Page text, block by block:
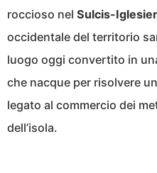
roccioso nel Sulcis-
occidentale del territorio
luogo oggi convertito in
che nacque per risolvere
legato al commercio dei
dell’isola.